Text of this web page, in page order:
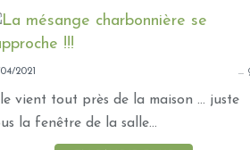
04/2021 …
vient tout près de la maison ... juste
la fenêtre de la salle...